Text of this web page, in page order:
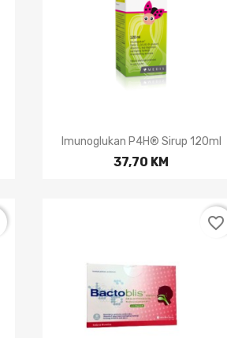
Brzi pregled
Imunoglukan P4H® Sirup 120ml
37,70 KM
favorite_border